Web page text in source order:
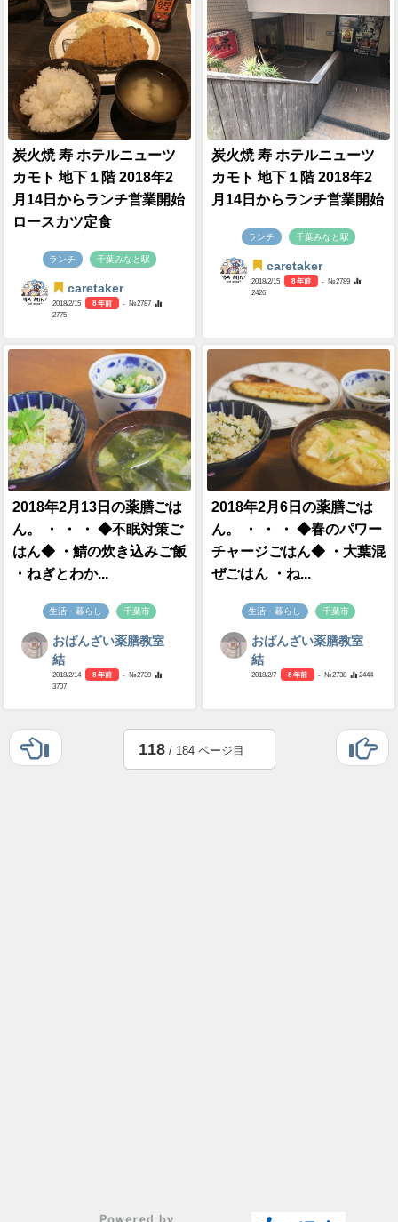
炭火焼 寿 ホテルニューツ
カモト 地下１階 2018年2
月14日からランチ営業開始
ロースカツ定食
ランチ 千葉みなと駅
caretaker
2018/2/15 8 年前
- №2787
2775
炭火焼 寿 ホテルニューツ
カモト 地下１階 2018年2
月14日からランチ営業開始
ランチ 千葉みなと駅
caretaker
2018/2/15 8 年前
- №2789
2426
2018年2月13日の薬膳ごは
ん。 ・ ・ ・ ◆不眠対策ご
はん◆ ・鯖の炊き込みご飯
・ねぎとわか...
生活・暮らし 千葉市
おばんざい薬膳教室
結
2018/2/14 8 年前
- №2739
3707
2018年2月6日の薬膳ごは
ん。 ・ ・ ・ ◆春のパワー
チャージごはん◆ ・大葉混
ぜごはん ・ね...
生活・暮らし 千葉市
おばんざい薬膳教室
結
2018/2/7 8 年前 - №2738 2444
118/ 184 ページ目